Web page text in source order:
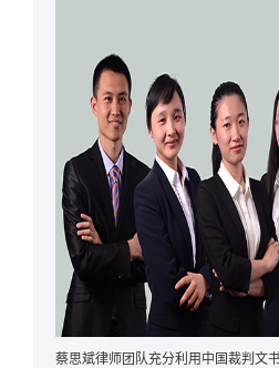
蔡思斌律师团队充分利用中国裁判文